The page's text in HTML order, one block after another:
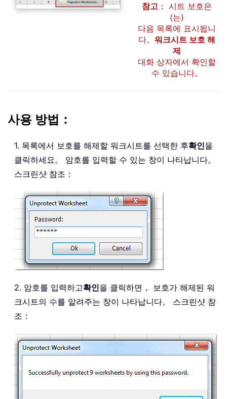
참고 ： 시트 보호은
(는)
다음 목록에 표시됩니
다。 워크시트 보호 해
제
대화 상자에서 확인할
수 있습니다。
사용 방법：
1. 목록에서 보호를 해제할 워크시트를 선택한 후확인을
클릭하세요。 암호를 입력할 수 있는 창이 나타납니다。
스크린샷 참조：
2. 암호를 입력하고확인을 클릭하면， 보호가 해제된 워
크시트의 수를 알려주는 창이 나타납니다。 스크린샷 참
조：